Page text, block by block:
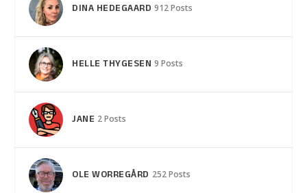
DINA HEDEGAARD 912 Posts
HELLE THYGESEN 9 Posts
JANE 2 Posts
OLE WORREGÅRD 252 Posts